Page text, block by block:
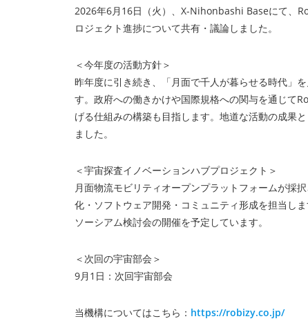
2026年6月16日（火）、X-Nihonbashi Baseにて、
ロジェクト進捗について共有・議論しました。
＜今年度の活動方針＞
昨年度に引き続き、「月面で千人が暮らせる時代」
す。政府への働きかけや国際規格への関与を通じて
げる仕組みの構築も目指します。地道な活動の成果
ました。
＜宇宙探査イノベーションハブプロジェクト＞
月面物流モビリティオープンプラットフォームが採
化・ソフトウェア開発・コミュニティ形成を担当し
ソーシアム検討会の開催を予定しています。
＜次回の宇宙部会＞
9月1日：次回宇宙部会
当機構についてはこちら： https://robizy.co.jp/